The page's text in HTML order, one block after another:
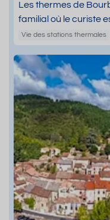
Les thermes de
familial où le curiste
Vie des stations thermales